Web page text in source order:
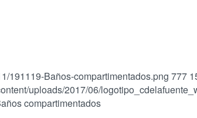
191119-Baños-compartimentados.png 777
uploads/2017/06/
compartimentados